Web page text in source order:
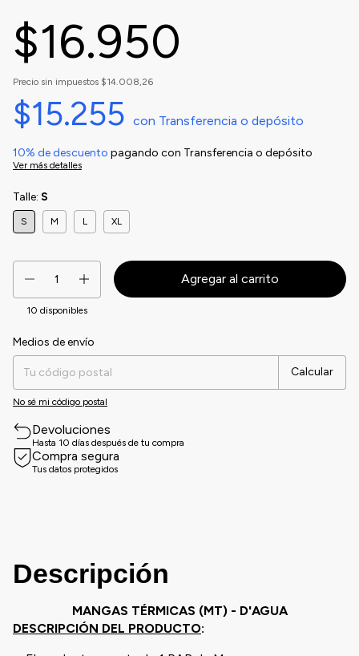
$16.950
Precio sin impuestos $14.008,26
$15.255 con Transferencia o depósito
10% de descuento pagando con Transferencia o depósito
Ver más detalles
Talle: S
S M L XL
10 disponibles
Entregas para el CP:
Medios de envío
Calcular
No sé mi código postal
Devoluciones
Hasta 10 días después de tu compra
Compra segura
Tus datos protegidos
Descripción
MANGAS TÉRMICAS (MT) - D'AGUA
DESCRIPCIÓN DEL PRODUCTO: